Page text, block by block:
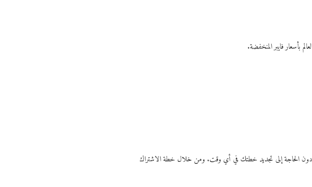
دون الحاجة إلى تجديد خطتك في أي وقت. ومن خلال خطة الاشتراك